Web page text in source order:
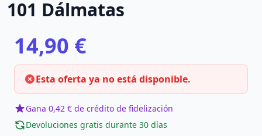
101 Dálmatas
14,90 €
Esta oferta ya no está disponible.
Gana 0,42 € de crédito de fidelización
Devoluciones gratis durante 30 días